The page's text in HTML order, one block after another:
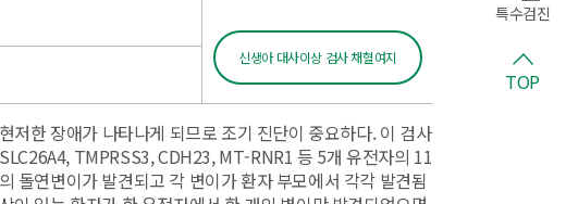
신생아 대사이상 검사 채혈여지
한 장애가 나타나게 되므로 조기 진단이 중요하다. 이 검사
TMPRSS3, CDH23, MT-RNR1 등 5개 유전자의 11
돌연변이가 발견되고 각 변이가 환자 부모에서 각각 발견됨
특수검진
TOP